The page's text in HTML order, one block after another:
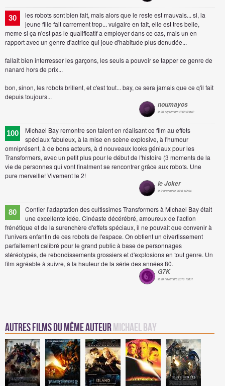
30
les robots sont bien fait, mais alors que le reste est mauvais... si, la
jeune fille fait carrement trop... vulgaire en fait, elle est tres belle,
meme si ça n'est pas le qualificatif a employer dans ce cas, mais un en
rapport avec un genre d'actrice qui joue d'habitude plus denudée...
fallait bien interresser les garçons, les seuls a pouvoir se tapper ce genre de
nanard hors de prix...
bon, sinon, les robots brillent, et c'est tout... bay, ce sera jamais que ce q'il fait
depuis toujours...
noumayos
le 28 septembre 2008 00h42
100
Michael Bay remontre son talent en réalisant ce film au effets
spéciaux fabuleux, à la mise en scène explosive, à l'humour
omniprésent, à de bons acteurs, à d nouveaux looks géniaux pour les
Transformers, avec un petit plus pour le début de l'histoire (3 moments de la
vie de personnes qui vont finalment se rencontrer grâce aux robots. Une
pure merveille! Vivement le 2!
le Joker
le 2 novembre 2008 16h54
80
Confier l'adaptation des cultissimes Transformers à Michael Bay était
une excellente idée. Cinéaste décérébré, amoureux de l'action
frénétique et de la surenchère d'effets spéciaux, il ne pouvait que convenir à
l'univers enfantin de ces robots de l'espace. On obtient un divertissement
parfaitement calibré pour le grand public à base de personnages
stéréotypés, de rebondissements grossiers et d'explosions en tout genre. Un
film agréable à suivre, à la hauteur de la série des années 80.
G7K
le 28 novembre 2016 16h31
Autres Films du même auteurMichael Bay